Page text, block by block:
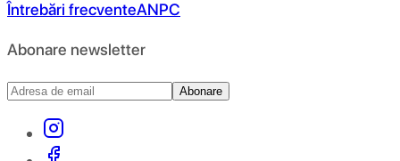
Întrebări frecventeANPC
Abonare newsletter
Abonare